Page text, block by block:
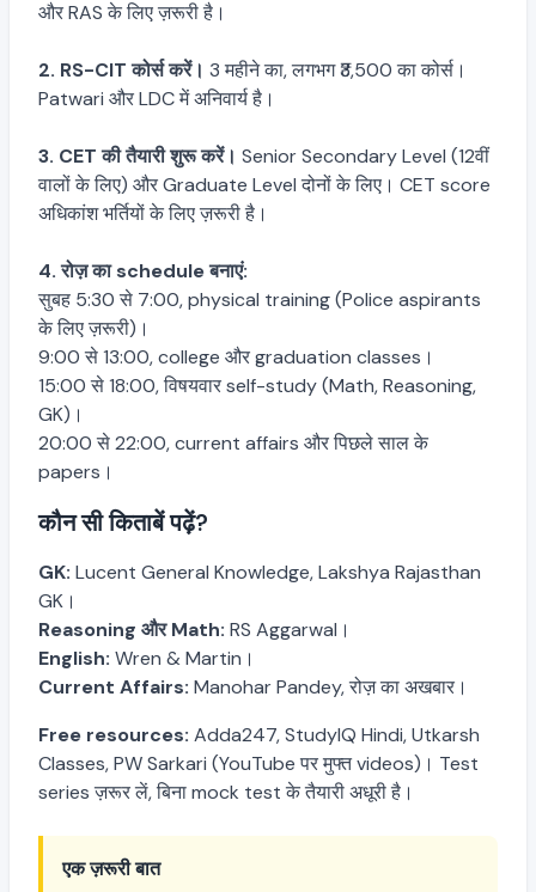
और RAS के लिए ज़रूरी है।
2. RS-CIT कोर्स करें। 3 महीने का, लगभग ₹3,500 का कोर्स।
Patwari और LDC में अनिवार्य है।
3. CET की तैयारी शुरू करें। Senior Secondary Level (12वीं
वालों के लिए) और Graduate Level दोनों के लिए। CET score
अधिकांश भर्तियों के लिए ज़रूरी है।
4. रोज़ का schedule बनाएं:
सुबह 5:30 से 7:00, physical training (Police aspirants
के लिए ज़रूरी)।
9:00 से 13:00, college और graduation classes।
15:00 से 18:00, विषयवार self-study (Math, Reasoning,
GK)।
20:00 से 22:00, current affairs और पिछले साल के
papers।
कौन सी किताबें पढ़ें?
GK: Lucent General Knowledge, Lakshya Rajasthan
GK।
Reasoning और Math: RS Aggarwal।
English: Wren & Martin।
Current Affairs: Manohar Pandey, रोज़ का अखबार।
Free resources: Adda247, StudyIQ Hindi, Utkarsh
Classes, PW Sarkari (YouTube पर मुफ्त videos)। Test
series ज़रूर लें, बिना mock test के तैयारी अधूरी है।
एक ज़रूरी बात